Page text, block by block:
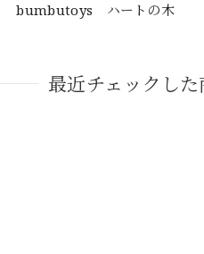
bumbutoys ハートの木
最近チェックし